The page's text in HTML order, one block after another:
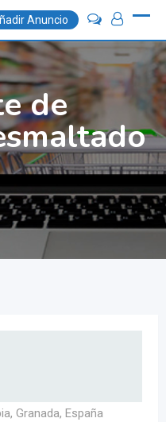
Anuncio
de
Granada, España